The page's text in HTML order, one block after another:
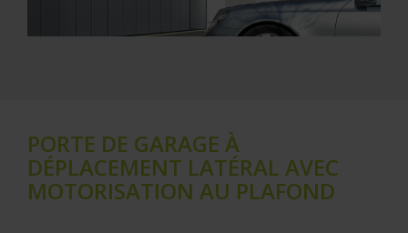
PORTE DE GARAGE À
DÉPLACEMENT LATÉRAL AVEC
MOTORISATION AU PLAFOND